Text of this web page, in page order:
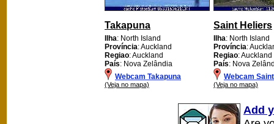
Takapuna
Ilha: North Island
Província: Auckland
Regiao: Auckland
País: Nova Zelândia
Webcam Takapuna
(Veja no mapa)
Saint Heliers
Ilha: North Island
Província:
Regiao: Auckland
País: Nova
Webcam
(Veja no mapa)
Add